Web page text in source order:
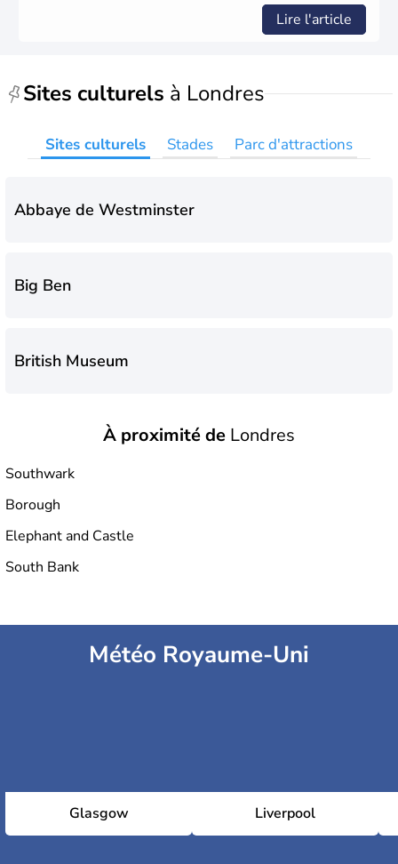
Lire l'article
Sites culturels à Londres
Sites culturels Stades Parc d'attractions
Abbaye de Westminster
Big Ben
British Museum
Buckingham Palace
Galerie Saatchi
National Gallery
Royal Academy
À proximité de Londres
Southwark
Borough
Elephant and Castle
South Bank
Météo Royaume-Uni
Glasgow Liverpool